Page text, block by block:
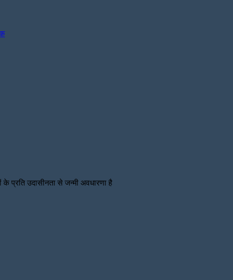
प्रति उदासीनता से जन्मी अवधारणा है